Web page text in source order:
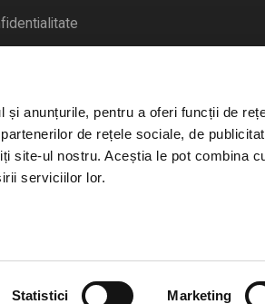
anunțurile, pentru a oferi funcții de
de rețele sociale, de
site-ul nostru. Aceștia le pot combina
serviciilor lor.
Statistici Marketing